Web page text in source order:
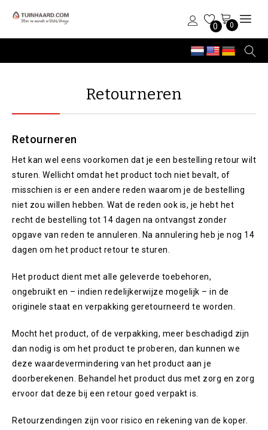
0 0
Retourneren
Retourneren
Het kan wel eens voorkomen dat je een bestelling retour wilt
sturen. Wellicht omdat het product toch niet bevalt, of
misschien is er een andere reden waarom je de bestelling
niet zou willen hebben. Wat de reden ook is, je hebt het
recht de bestelling tot 14 dagen na ontvangst zonder
opgave van reden te annuleren. Na annulering heb je nog 14
dagen om het product retour te sturen.
Het product dient met alle geleverde toebehoren,
ongebruikt en – indien redelijkerwijze mogelijk – in de
originele staat en verpakking geretourneerd te worden.
Mocht het product, of de verpakking, meer beschadigd zijn
dan nodig is om het product te proberen, dan kunnen we
deze waardevermindering van het product aan je
doorberekenen. Behandel het product dus met zorg en zorg
ervoor dat deze bij een retour goed verpakt is.
Retourzendingen zijn voor risico en rekening van de koper.